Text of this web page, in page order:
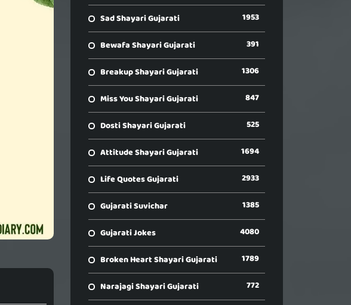
Sad Shayari Gujarati 1953
Bewafa Shayari Gujarati 391
Breakup Shayari Gujarati 1306
Miss You Shayari Gujarati 847
Dosti Shayari Gujarati 525
Attitude Shayari Gujarati 1694
Life Quotes Gujarati 2933
Gujarati Suvichar 1385
Gujarati Jokes 4080
Broken Heart Shayari Gujarati 1789
Narajagi Shayari Gujarati 772